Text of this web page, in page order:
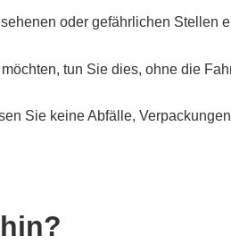
oder gefährlichen Stellen
tun Sie dies, ohne die
Sie keine Abfälle,